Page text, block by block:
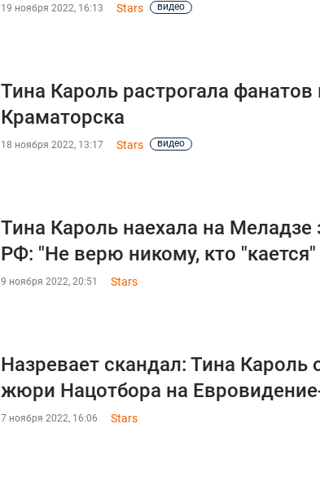
19 ноября 2022, 16:13 Stars видео
Тина Кароль растрогала
Краматорска
18 ноября 2022, 13:17 Stars видео
Тина Кароль наехала на
РФ: "Не верю никому, кто "кается"
9 ноября 2022, 20:51 Stars
Назревает скандал: Тина Кароль
жюри Нацотбора на
7 ноября 2022, 16:06 Stars